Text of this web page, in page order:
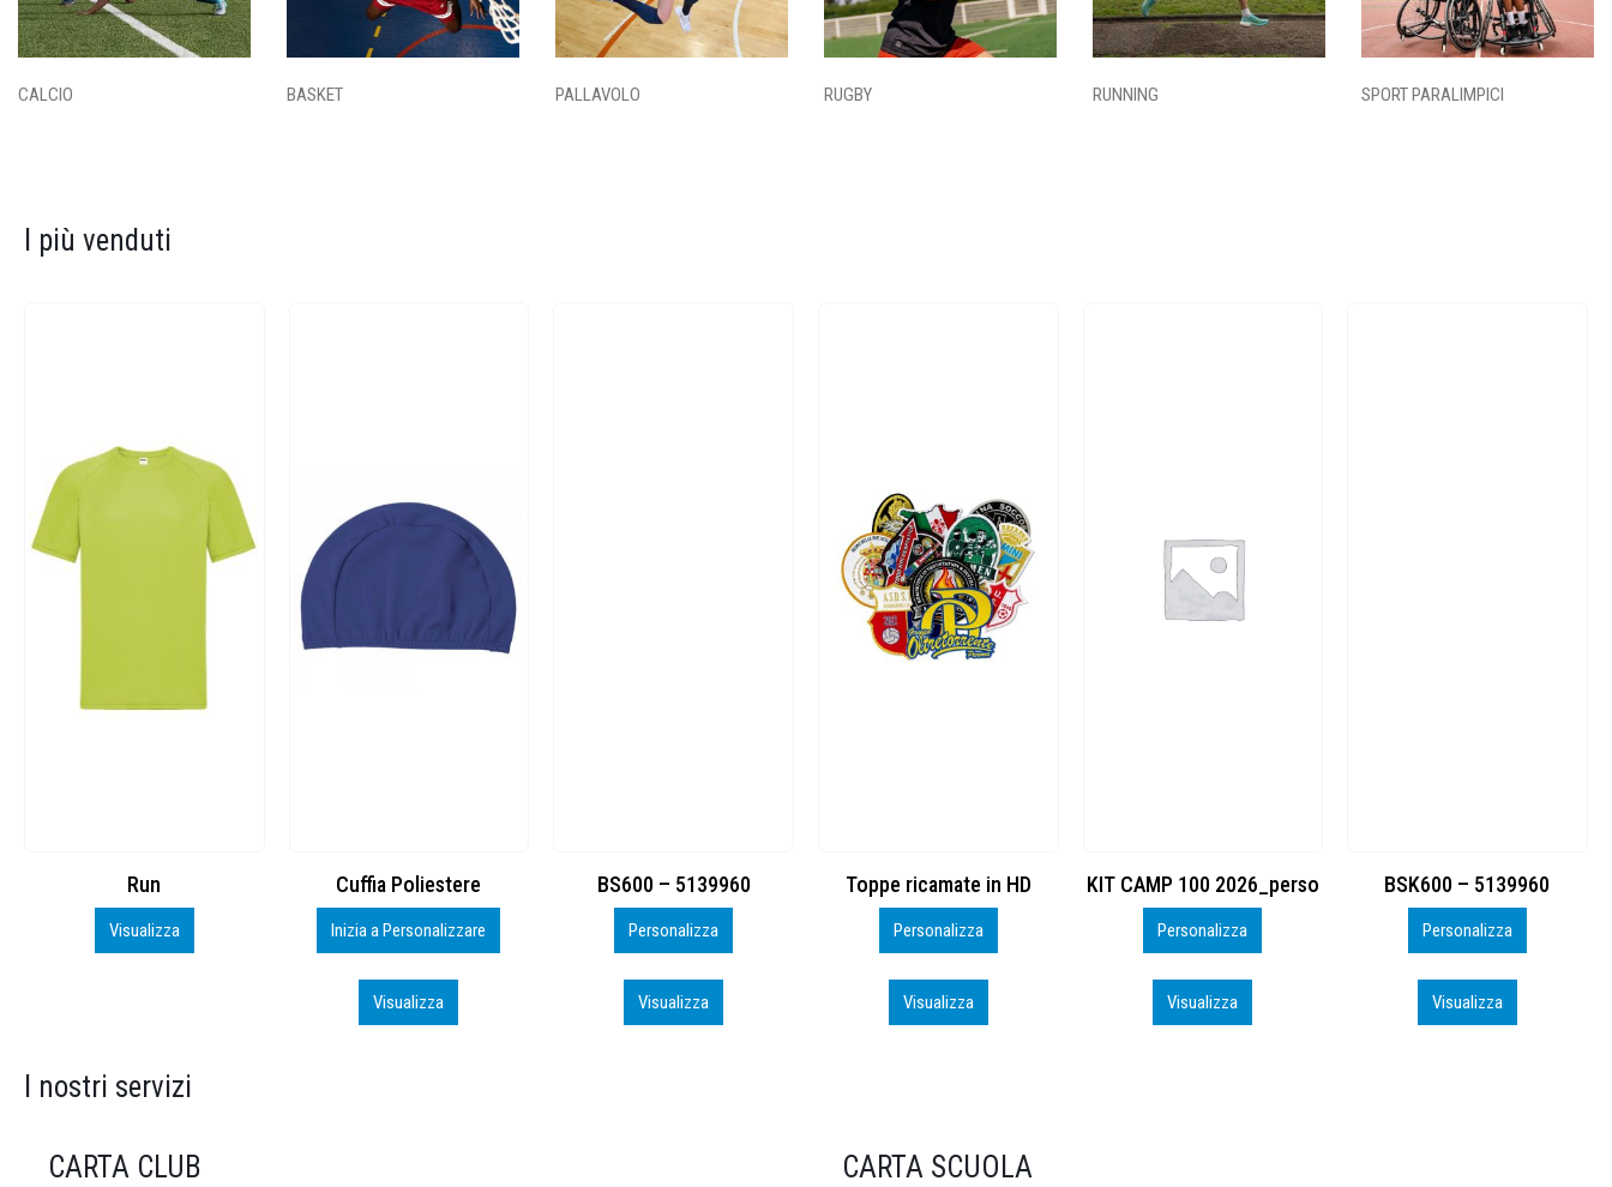
CALCIO BASKET PALLAVOLO RUGBY RUNNING SPORT PARALIMPICI
I più venduti
Cuffia Poliestere
Inizia a Personalizzare
BS600 – 5139960
Personalizza
Visualizza
Toppe ricamate in HD
Personalizza
Visualizza
KIT CAMP 100 2026_perso
Personalizza
Visualizza
BSK600 – 5139960
Personalizza
Visualizza
DTF
Personalizza
Visualizza
I nostri servizi
CARTA CLUB CARTA SCUOLA